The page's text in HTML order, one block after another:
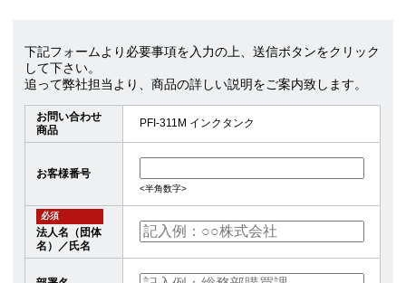
下記フォームより必要事項を入力の上、送信ボタンをクリック
して下さい。
追って弊社担当より、商品の詳しい説明をご案内致します。
お問い合わせ
商品
PFI-311M インクタンク
お客様番号
<半角数字>
必須
法人名（団体
名）／氏名